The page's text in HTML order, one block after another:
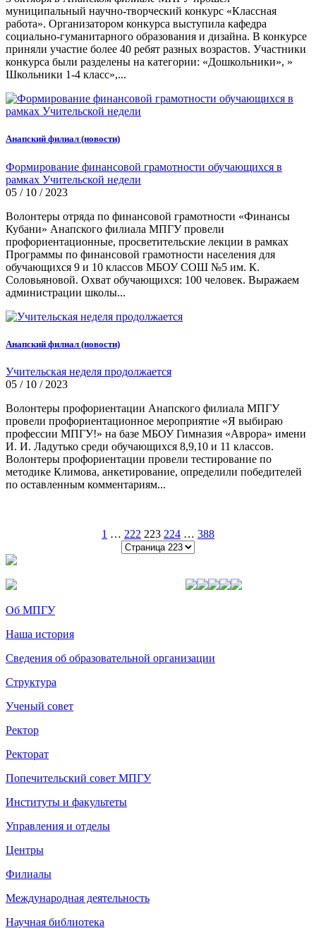
муниципальный научно-творческий конкурс «Классная
работа». Организатором конкурса выступила кафедра
социально-гуманитарного образования и дизайна. В конкурсе
приняли участие более 40 ребят разных возрастов. Участники
конкурса были разделены на категории: «Дошкольники», »
Школьники 1-4 класс»,...
Анапский филиал (новости)
Формирование финансовой грамотности обучающихся в
рамках Учительской недели
05 / 10 / 2023
Волонтеры отряда по финансовой грамотности «Финансы
Кубани» Анапского филиала МПГУ провели
профориентационные, просветительские лекции в рамках
Программы по финансовой грамотности населения для
обучающихся 9 и 10 классов МБОУ СОШ №5 им. К.
Соловьяновой. Охват обучающихся: 100 человек. Выражаем
администрации школы...
Анапский филиал (новости)
Учительская неделя продолжается
05 / 10 / 2023
Волонтеры профориентации Анапского филиала МПГУ
провели профориентационное мероприятие «Я выбираю
профессии МПГУ!» на базе МБОУ Гимназия «Аврора» имени
И. И. Ладутько среди обучающихся 8,9,10 и 11 классов.
Волонтеры профориентации провели тестирование по
методике Климова, анкетирование, определили победителей
по оставленным комментариям...
1 … 222 223 224 … 388
Об МПГУ
Наша история
Сведения об образовательной организации
Структура
Ученый совет
Ректор
Ректорат
Попечительский совет МПГУ
Институты и факультеты
Управления и отделы
Центры
Филиалы
Международная деятельность
Научная библиотека